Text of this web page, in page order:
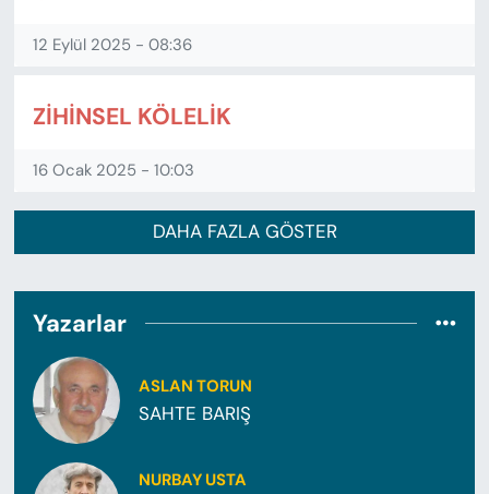
12 Eylül 2025 - 08:36
ZİHİNSEL KÖLELİK
16 Ocak 2025 - 10:03
DAHA FAZLA GÖSTER
Yazarlar
ASLAN TORUN
SAHTE BARIŞ
NURBAY USTA